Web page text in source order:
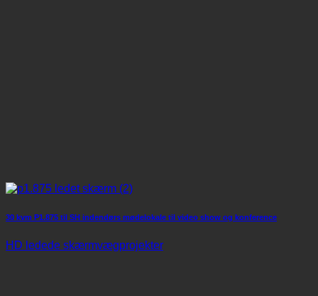
30 kvm P1.875 til SH indendørs mødelokale til video show og konference
HD ledede skærmvægprojekter